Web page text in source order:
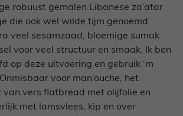
robuust gemalen Libanese za’atar
die ook wel wilde tijm genoemd
veel sesamzaad, bloemige sumak
voor veel structuur en smaak. Ik ben
op deze uitvoering en gebruik ‘m
voor man’ouche, het
van vers flatbread met olijfolie en
met lamsvlees, kip en over